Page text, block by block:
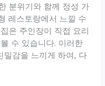
분위기와 함께 정성 가
레스토랑에서 느낄 수
은 주인장이 직접 요리
수 있습니다. 이러한
밀감을 느끼게 하여, 다